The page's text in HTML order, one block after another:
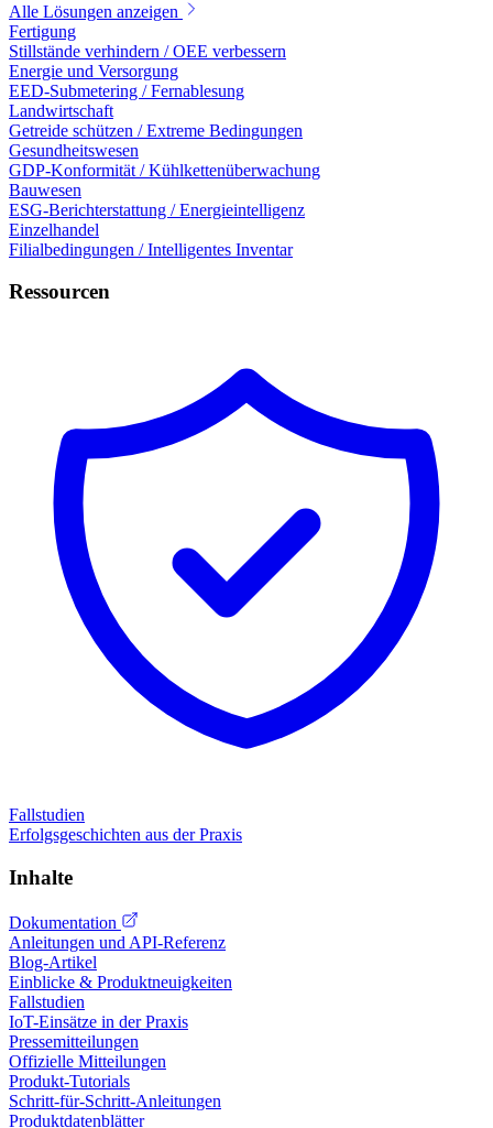
Alle Lösungen anzeigen
Fertigung
Stillstände verhindern / OEE verbessern
Energie und Versorgung
EED-Submetering / Fernablesung
Landwirtschaft
Getreide schützen / Extreme Bedingungen
Gesundheitswesen
GDP-Konformität / Kühlkettenüberwachung
Bauwesen
ESG-Berichterstattung / Energieintelligenz
Einzelhandel
Filialbedingungen / Intelligentes Inventar
Ressourcen
Fallstudien
Erfolgsgeschichten aus der Praxis
Inhalte
Dokumentation
Anleitungen und API-Referenz
Blog-Artikel
Einblicke & Produktneuigkeiten
Fallstudien
IoT-Einsätze in der Praxis
Pressemitteilungen
Offizielle Mitteilungen
Produkt-Tutorials
Schritt-für-Schritt-Anleitungen
Produktdatenblätter